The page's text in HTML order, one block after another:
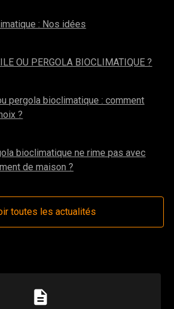
: Nos idées
OU PERGOLA BIOCLIMATIQUE ?
pergola bioclimatique : comment
?
bioclimatique ne rime pas avec
de maison ?
toutes les actualités
description